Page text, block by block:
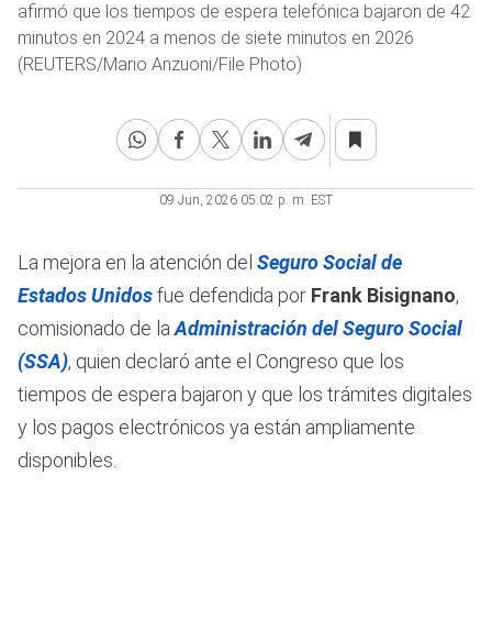
afirmó que los tiempos de espera telefónica bajaron de 42
minutos en 2024 a menos de siete minutos en 2026
(REUTERS/Mario Anzuoni/File Photo)
09 Jun, 2026 05:02 p. m. EST
La mejora en la atención del Seguro Social de
Estados Unidosfue defendida por Frank Bisignano,
comisionado de laAdministración del Seguro Social
(SSA), quien declaró ante el Congreso que los
tiempos de espera bajaron y que los trámites digitales
y los pagos electrónicos ya están ampliamente
disponibles.